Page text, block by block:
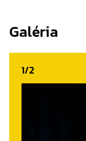
Galéria
1/2